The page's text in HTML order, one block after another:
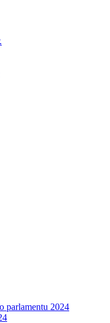
parlamentu 2024